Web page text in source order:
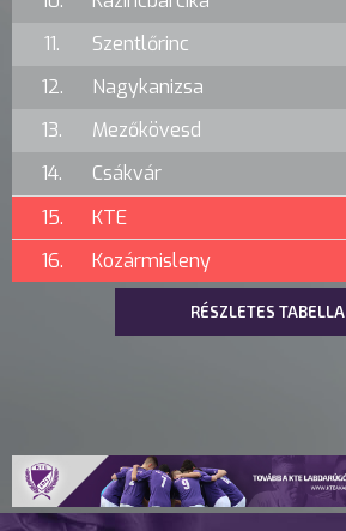
11.
Szentlőrinc
12.
Nagykanizsa
13.
Mezőkövesd
14.
Csákvár
15.
KTE
16.
Kozármisleny
RÉSZLETES TABELLA